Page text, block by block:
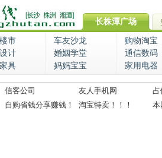
长株潭广场
市 车友沙龙
购物淘宝
计 婚姻学堂
通信数码
具 妈妈宝宝 家用电器
信客公司 友人手机网
占
自购省钱分享赚钱！
淘宝特卖！！！ 本